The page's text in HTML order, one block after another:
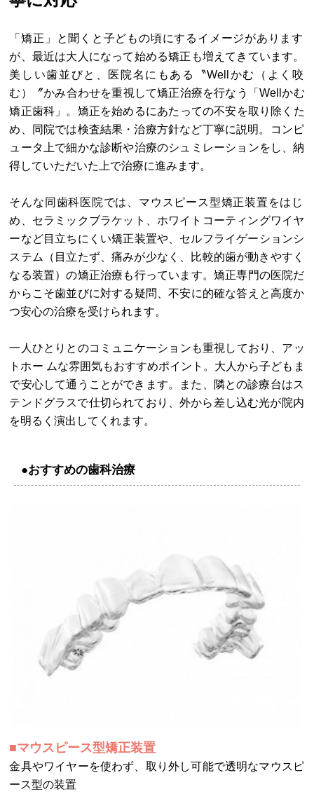
「矯正」と聞くと子どもの頃にするイメージがあります
が、最近は大人になって始める矯正も増えてきています。
美しい歯並びと、医院名にもある〝Wellかむ（よく咬
む）〞かみ合わせを重視して矯正治療を行なう「Wellかむ
矯正歯科」。矯正を始めるにあたっての不安を取り除くた
め、同院では検査結果・治療方針など丁寧に説明。コンピ
ュータ上で細かな診断や治療のシュミレーションをし、納
得していただいた上で治療に進みます。
そんな同歯科医院では、マウスピース型矯正装置をはじ
め、セラミックブラケット、ホワイトコーティングワイヤ
ーなど目立ちにくい矯正装置や、セルフライゲーションシ
ステム（目立たず、痛みが少なく、比較的歯が動きやすく
なる装置）の矯正治療も行っています。矯正専門の医院だ
からこそ歯並びに対する疑問、不安に的確な答えと高度か
つ安心の治療を受けられます。
一人ひとりとのコミュニケーションも重視しており、アッ
トホー ムな雰囲気もおすすめポイント。大人から子どもま
で安心して通うことができます。また、隣との診療台はス
テンドグラスで仕切られており、外から差し込む光が院内
を明るく演出してくれます。
●おすすめの歯科治療
■マウスピース型矯正装置
金具やワイヤーを使わず、取り外し可能で透明なマウスピ
ース型の装置